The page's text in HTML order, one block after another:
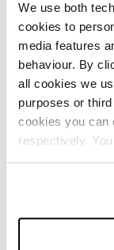
We use both
cookies to
media features
behaviour. By
all cookies we
purposes or
cookies you can
respectively.
Anche il